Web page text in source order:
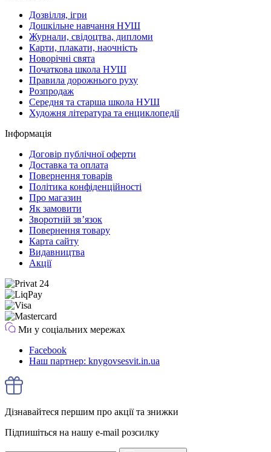
Дозвілля, ігри
Дошкільне навчання НУШ
Журнали, свідоцтва, дипломи
Карти, плакати, наочність
Новорічні свята
Початкова школа НУШ
Правила дорожнього руху
Розпродаж
Середня та старша школа НУШ
Художня література та енциклопедії
Інформація
Договір публічної оферти
Доставка та оплата
Повернення товарів
Політика конфіденційності
Про магазин
Як замовити
Зворотній зв’язок
Повернення товару
Карта сайту
Видавництва
Акції
Ми у соціальних мережах
Facebook
Наш партнер: knygovsesvit.in.ua
Дізнавайтеся першим про акції та знижки
Підпишіться на нашу e-mail розсилку